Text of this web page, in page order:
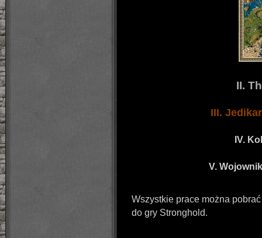
II.
III.
IV.
V.
Wszystkie prace można
do gry Stronghold.